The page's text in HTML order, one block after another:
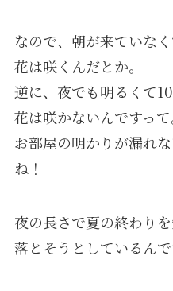
なので、朝が来ていな
花は咲くんだとか。
逆に、夜でも明るくて
花は咲かないんですって
お部屋の明かりが漏れ
ね！
夜の長さで夏の終わり
落とそうとしているんで